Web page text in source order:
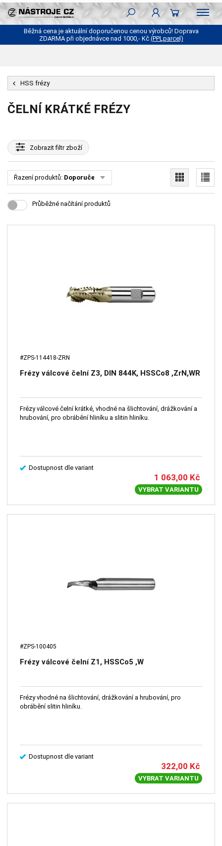
Běžná cena je aktuální doporučenou cenou výrobců! Doprava
ZDARMA při objednávce nad 1000,- Kč (PPLparcel)
HSS frézy
ČELNÍ KRÁTKÉ FRÉZY
Zobrazitfiltr zboží
Řazení produktů: Doporučené
Průběžné načítání produktů
#ZPS-114418-ZRN
Frézy válcové čelní Z3, DIN 844K, HSSCo8 ,ZrN,WR
Frézy válcové čelní krátké, vhodné na šlichtování, drážkování a
hrubování, pro obrábění hliníku a slitin hliníku.
Dostupnost dle variant
1 063,00 Kč
VYBRAT VARIANTU
#ZPS-100405
Frézy válcové čelní Z1, HSSCo5 ,W
Frézy vhodné na šlichtování, drážkování a hrubování, pro
obrábění slitin hliníku.
Dostupnost dle variant
322,00 Kč
VYBRAT VARIANTU